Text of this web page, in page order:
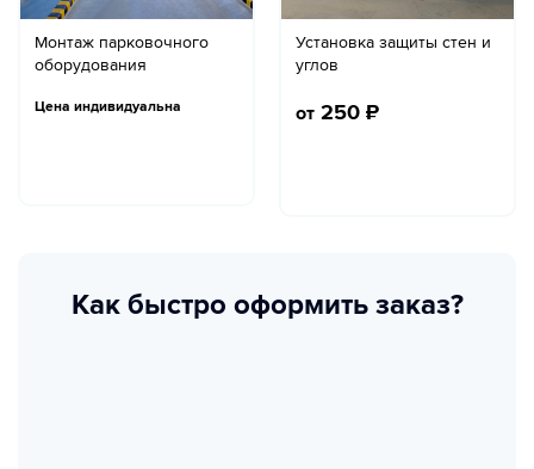
Монтаж парковочного
оборудования
Цена индивидуальна
Установка защиты стен и
углов
от 250 ₽
Как быстро оформить заказ?